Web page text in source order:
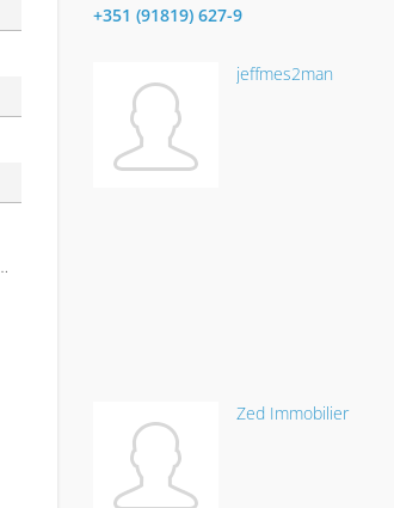
+351 (91819) 627-9
jeffmes2man
Zed Immobilier